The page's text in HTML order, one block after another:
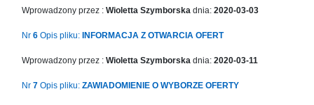
KANE
Wprowadzony przez : Wioletta Szymborska dnia: 2020-03-03
Nr 6 Opis pliku: INFORMACJA Z OTWARCIA OFERT
Wprowadzony przez : Wioletta Szymborska dnia: 2020-03-11
Nr 7 Opis pliku: ZAWIADOMIENIE O WYBORZE OFERTY